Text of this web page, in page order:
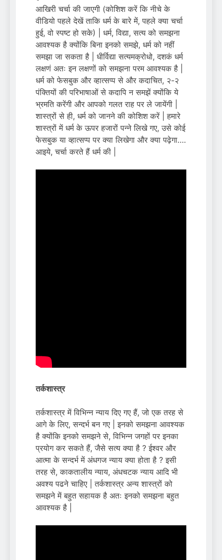
आखिरी चर्चा की जाएगी (कोशिश करें कि नीचे के
वीडियो पहले देखें ताकि धर्म के बारे में, पहले क्या चर्चा
हुई, वो स्पष्ट हो सके) | धर्म, विद्या, सत्य को समझना
आवश्यक है क्योंकि बिना इनको समझे, धर्म को नहीं
समझा जा सकता है | धीर्विद्या सत्यमक्रोधो, दशकं धर्म
लक्षणं अतः इन लक्षणों को समझना परम आवश्यक है |
धर्म को फेसबुक और व्हात्सप्प से और कदाचित, २-२
पंक्तियों की परिभाषाओं से कदापि न समझें क्योंकि ये
भ्रमति करेंगी और आपको गलत राह पर ले जायेंगी |
शास्त्रों से ही, धर्म को जानने की कोशिश करें | हमारे
शास्त्रों में धर्म के ऊपर हजारों पन्ने लिखे गए, उसे कोई
फेसबुक या व्हात्सप्प पर क्या लिखेगा और क्या पढ़ेगा….
आइये, चर्चा करते हैं धर्म की |
तर्कशास्त्र
तर्कशास्त्र में विभिन्न न्याय दिए गए हैं, जो एक तरह से
आगे के लिए, सन्दर्भ बन गए | इनको समझना आवश्यक
है क्योंकि इनको समझने से, विभिन्न जगहों पर इनका
प्रयोग कर सकते हैं, जैसे सत्य क्या है ? ईश्वर और
आत्मा के सन्दर्भ में अंधगज न्याय क्या होता है ? इसी
तरह से, काकतालीय न्याय, अंधचटक न्याय आदि भी
अवश्य पढने चाहिए | तर्कशास्त्र अन्य शास्त्रों को
समझने में बहुत सहायक है अतः इनको समझना बहुत
आवश्यक है |